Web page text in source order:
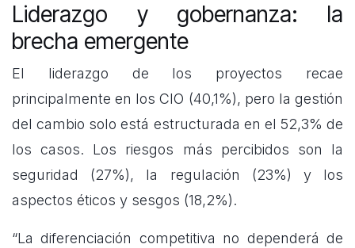
Liderazgo y gobernanza: la
brecha emergente
El liderazgo de los proyectos recae
principalmente en los CIO (40,1%), pero la gestión
del cambio solo está estructurada en el 52,3% de
los casos. Los riesgos más percibidos son la
seguridad (27%), la regulación (23%) y los
aspectos éticos y sesgos (18,2%).
“La diferenciación competitiva no dependerá de